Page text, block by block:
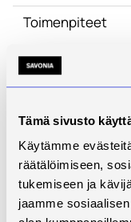
Tämä sivusto
Käytämme
räätälöimiseen,
tukemiseen ja
jaamme
Toimenpiteet